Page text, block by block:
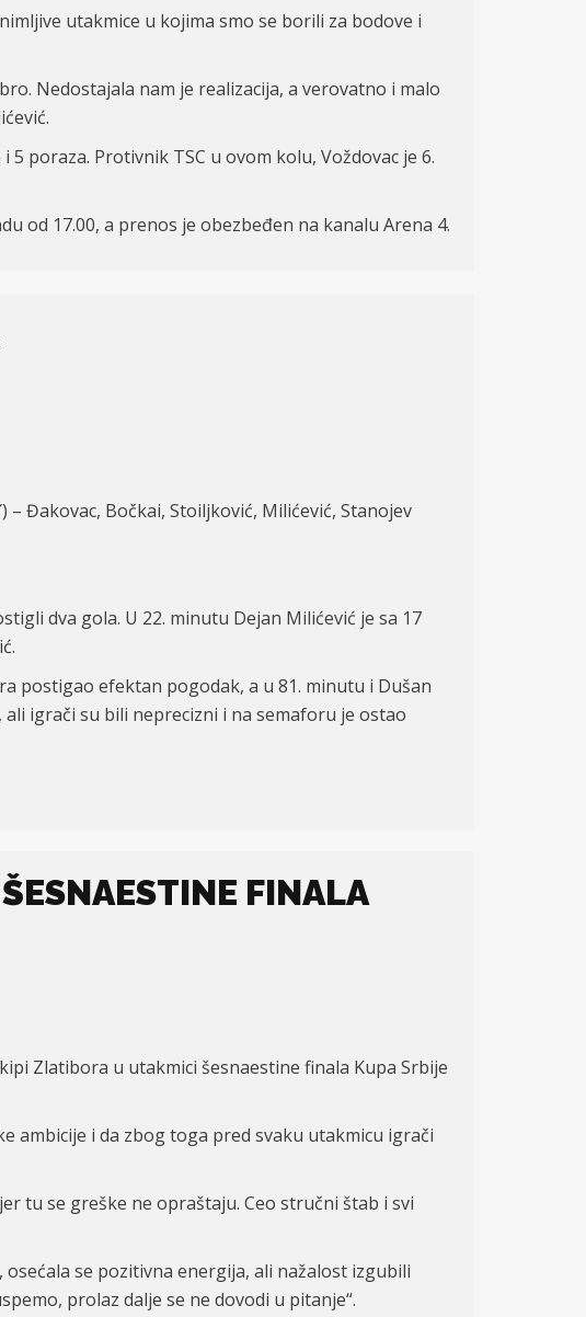
utakmice u kojima smo se borili za bodove i
Nedostajala nam je realizacija, a verovatno i malo
poraza. Protivnik TSC u ovom kolu, Voždovac je 6.
od 17.00, a prenos je obezbeđen na kanalu Arena 4.
– Đakovac, Bočkai, Stoiljković, Milićević, Stanojev
dva gola. U 22. minutu Dejan Milićević je sa 17
postigao efektan pogodak, a u 81. minutu i Dušan
igrači su bili neprecizni i na semaforu je ostao
FINALA
Zlatibora u utakmici šesnaestine finala Kupa Srbije
ambicije i da zbog toga pred svaku utakmicu igrači
tu se greške ne opraštaju. Ceo stručni štab i svi
se pozitivna energija, ali nažalost izgubili
prolaz dalje se ne dovodi u pitanje“.